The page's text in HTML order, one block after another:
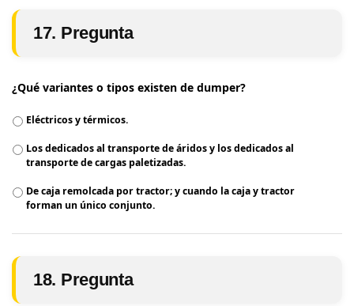
17. Pregunta
¿Qué variantes o tipos existen de dumper?
Eléctricos y térmicos.
Los dedicados al transporte de áridos y los dedicados al
transporte de cargas paletizadas.
De caja remolcada por tractor; y cuando la caja y tractor
forman un único conjunto.
18. Pregunta